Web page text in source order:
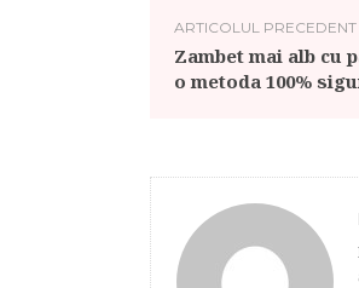
ARTICOLUL PRECEDENT
Zambet mai alb cu
o metoda 100%